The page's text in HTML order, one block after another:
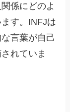
係にどのよ
す。INFJは
言葉が自己
れていま